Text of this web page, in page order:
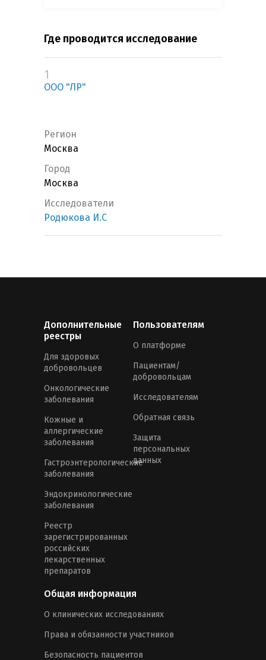
Где проводится исследование
1
ООО "ЛР"
Регион
Москва
Город
Москва
Исследователи
Родюкова И.С
Дополнительные
реестры
Для здоровых
добровольцев
Онкологические
заболевания
Кожные и
аллергические
заболевания
Гастроэнтерологические
заболевания
Эндокринологические
заболевания
Реестр
зарегистрированных
российских
лекарственных
препаратов
Пользователям
О платформе
Пациентам/
добровольцам
Исследователям
Обратная связь
Защита
персональных
данных
Общая информация
О клинических исследованиях
Права и обязанности участников
Безопасность пациентов